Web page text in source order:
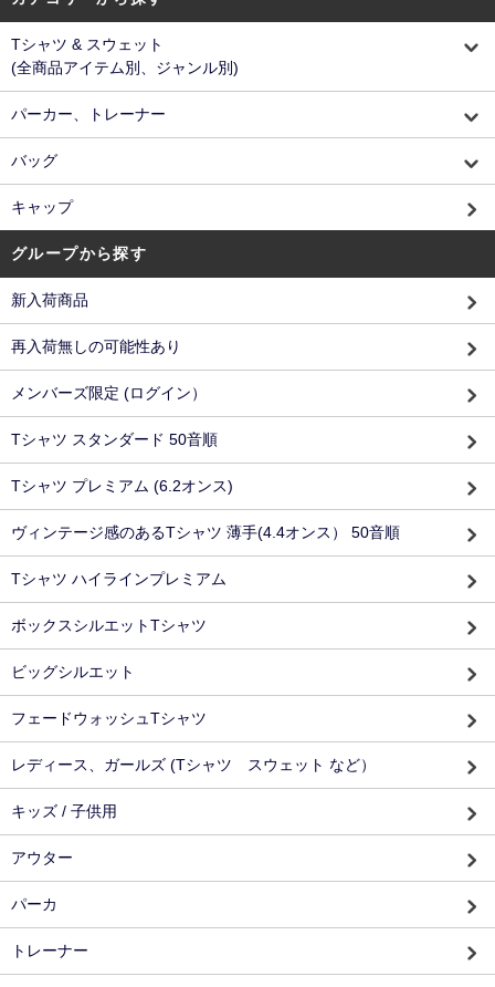
Tシャツ & スウェット
(全商品アイテム別、ジャンル別)
パーカー、トレーナー
バッグ
キャップ
グループから探す
新入荷商品
再入荷無しの可能性あり
メンバーズ限定 (ログイン）
Tシャツ スタンダード 50音順
Tシャツ プレミアム (6.2オンス)
ヴィンテージ感のあるTシャツ 薄手(4.4オンス） 50音順
Tシャツ ハイラインプレミアム
ボックスシルエットTシャツ
ビッグシルエット
フェードウォッシュTシャツ
レディース、ガールズ (Tシャツ スウェット など）
キッズ / 子供用
アウター
パーカ
トレーナー